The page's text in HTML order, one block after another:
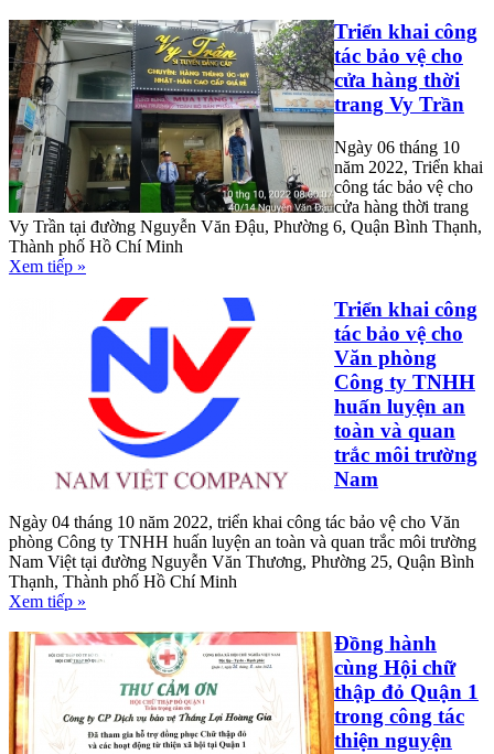
Triển khai công
tác bảo vệ cho
cửa hàng thời
trang Vy Trần
Ngày 06 tháng 10
năm 2022, Triển khai
công tác bảo vệ cho
cửa hàng thời trang
Vy Trần tại đường Nguyễn Văn Đậu, Phường 6, Quận Bình Thạnh,
Thành phố Hồ Chí Minh
Xem tiếp »
Triển khai công
tác bảo vệ cho
Văn phòng
Công ty TNHH
huấn luyện an
toàn và quan
trắc môi trường
Nam
Ngày 04 tháng 10 năm 2022, triển khai công tác bảo vệ cho Văn
phòng Công ty TNHH huấn luyện an toàn và quan trắc môi trường
Nam Việt tại đường Nguyễn Văn Thương, Phường 25, Quận Bình
Thạnh, Thành phố Hồ Chí Minh
Xem tiếp »
Đồng hành
cùng Hội chữ
thập đỏ Quận 1
trong công tác
thiện nguyện